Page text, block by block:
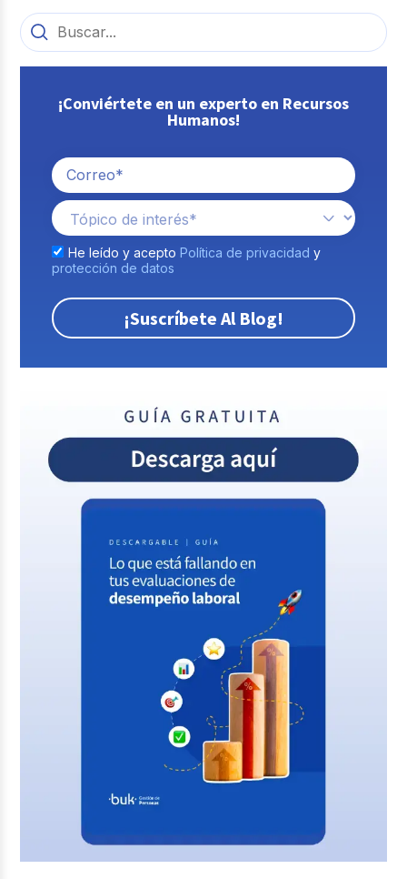
¡Conviértete en un experto en Recursos
Humanos!
He leído y acepto Política de privacidad y
protección de datos